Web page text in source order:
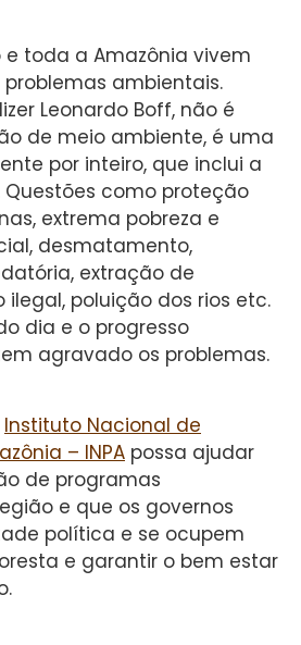
e toda a Amazônia vivem
ambientais.
Leonardo Boff, não é
de meio ambiente, é uma
por inteiro, que inclui a
como proteção
extrema pobreza e
desmatamento,
extração de
ilegal, poluição dos rios etc.
dia e o progresso
agravado os problemas.
Instituto Nacional de
– INPA possa ajudar
de programas
e que os governos
política e se ocupem
e garantir o bem estar